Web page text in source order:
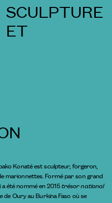
SCULPTURE
ET
Konaté est sculpteur, forgeron,
marionnettes. Formé par son grand
été nommé en 2015trésor national
de Oury au Burkina Faso où se